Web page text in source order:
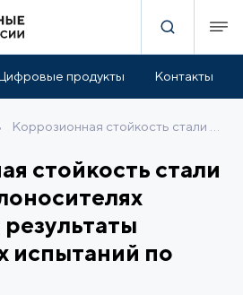
продукты Контакты
стойкость стали
испытаний по